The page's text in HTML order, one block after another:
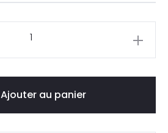
Ajouter au panier